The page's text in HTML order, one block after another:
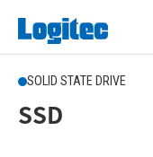
SOLID STATE DRIVE
SSD